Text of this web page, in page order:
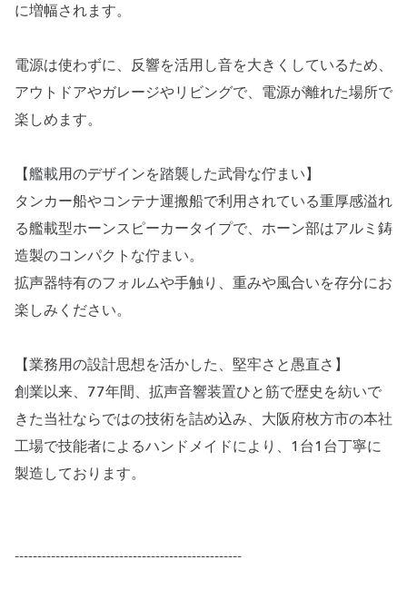
に増幅されます。
電源は使わずに、反響を活用し音を大きくしているため、
アウトドアやガレージやリビングで、電源が離れた場所で
楽しめます。
【艦載用のデザインを踏襲した武骨な佇まい】
タンカー船やコンテナ運搬船で利用されている重厚感溢れ
る艦載型ホーンスピーカータイプで、ホーン部はアルミ鋳
造製のコンパクトな佇まい。
拡声器特有のフォルムや手触り、重みや風合いを存分にお
楽しみください。
【業務用の設計思想を活かした、堅牢さと愚直さ】
創業以来、77年間、拡声音響装置ひと筋で歴史を紡いで
きた当社ならではの技術を詰め込み、大阪府枚方市の本社
工場で技能者によるハンドメイドにより、1台1台丁寧に
製造しております。
--------------------------------------------------